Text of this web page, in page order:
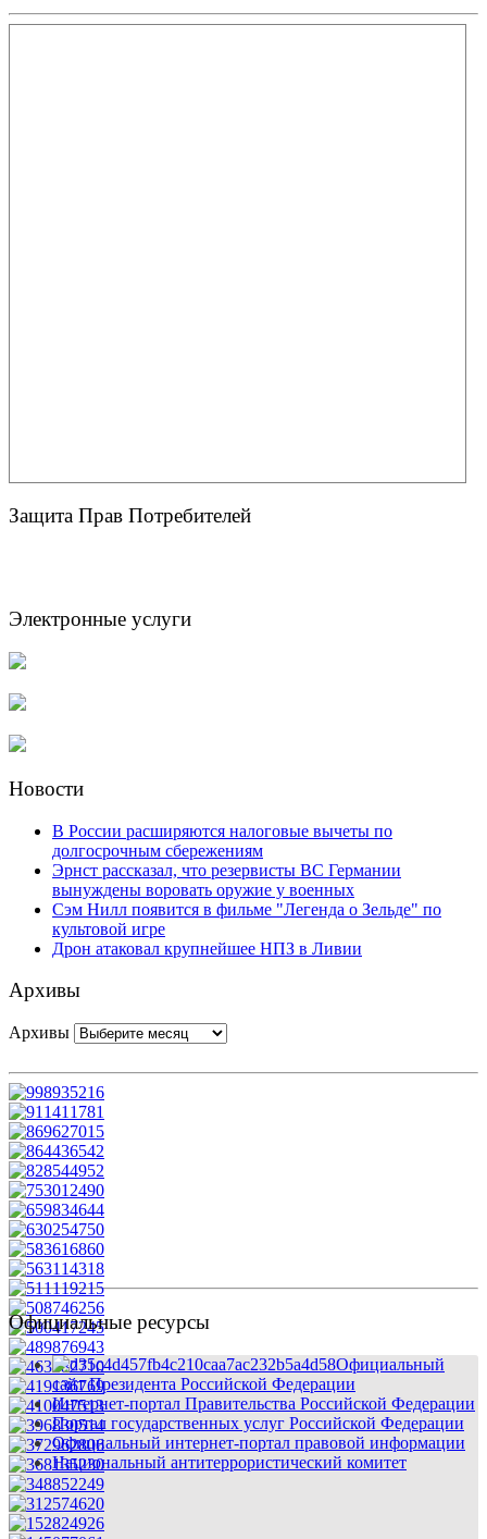
Защита Прав Потребителей
Электронные услуги
Новости
В России расширяются налоговые вычеты по
долгосрочным сбережениям
Эрнст рассказал, что резервисты ВС Германии
вынуждены воровать оружие у военных
Сэм Нилл появится в фильме "Легенда о Зельде" по
культовой игре
Дрон атаковал крупнейшее НПЗ в Ливии
Архивы
Архивы
Официальные ресурсы
Официальный
сайт Президента Российской Федерации
Интернет-портал Правительства Российской Федерации
Портал государственных услуг Российской Федерации
Официальный интернет-портал правовой информации
Национальный антитеррористический комитет